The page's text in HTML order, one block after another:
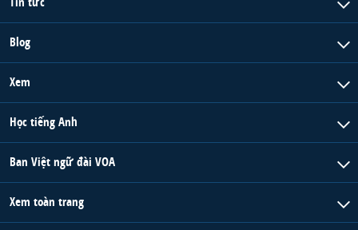
Blog
Xem
Học tiếng Anh
Ban Việt ngữ đài VOA
Xem toàn trang